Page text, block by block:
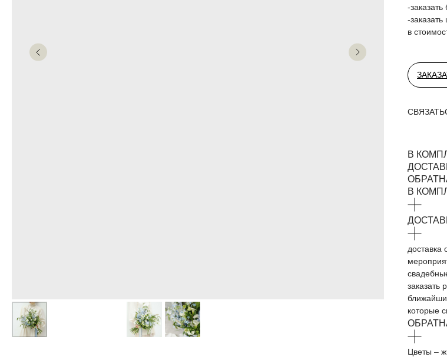
-заказать
-
в
В
В
доставка
заказать
которые
Цветы –
ДОБАВЬТЕ ПОДАРОК